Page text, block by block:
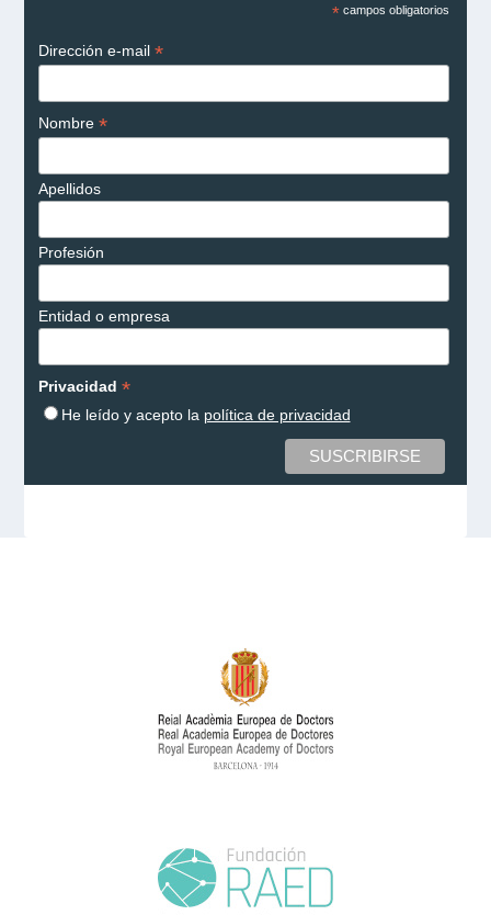
*campos obligatorios
Dirección e-mail *
Nombre *
Apellidos
Profesión
Entidad o empresa
Privacidad *
He leído y acepto la política de privacidad